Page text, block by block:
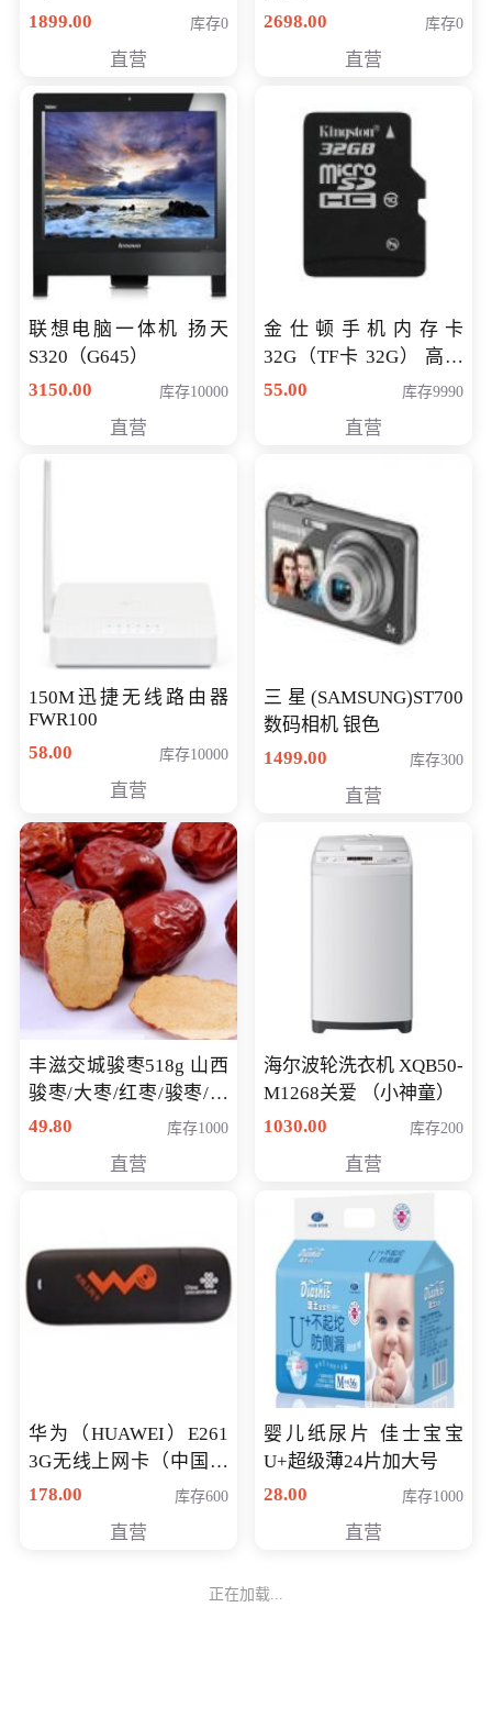
核/4G/120G0.8CM厚度
1899.00 库存0
直营
2698.00
库存0
直营
联想电脑一体机 扬天
S320（G645）
3150.00
库存10000
直营
金仕顿手机内存卡
32G（TF卡 32G） 高速
卡 CLASS 10
55.00 库存9990
直营
150M迅捷无线路由器
FWR100
58.00
库存10000
直营
三星(SAMSUNG)ST700
数码相机 银色
1499.00
库存300
直营
丰滋交城骏枣518g 山西
骏枣/大枣/红枣/骏枣/热
销千件/
49.80 库存1000
直营
海尔波轮洗衣机 XQB50-
M1268关爱 （小神童）
1030.00
库存200
直营
华为（HUAWEI）E261
3G无线上网卡（中国联
通）
178.00 库存600
直营
婴儿纸尿片 佳士宝宝
U+超级薄24片加大号
28.00
库存1000
直营
正在加载...